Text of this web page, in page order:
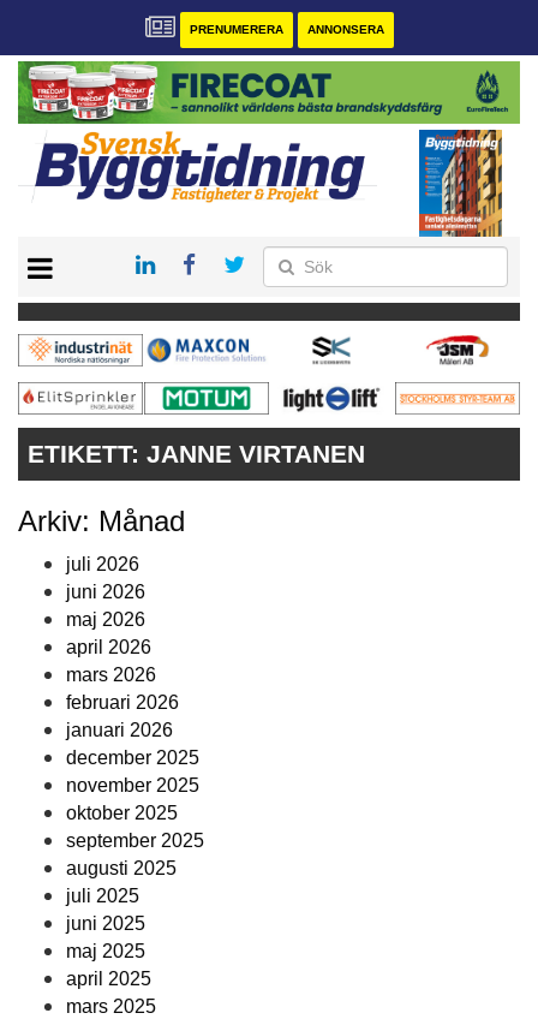
PRENUMERERA ANNONSERA
PRENUMERERA
VÅRA ANDRA MAGASIN
ANNONSERA
KONTAKT
ETIKETT: JANNE VIRTANEN
Arkiv: Månad
juli 2026
juni 2026
maj 2026
april 2026
mars 2026
februari 2026
januari 2026
december 2025
november 2025
oktober 2025
september 2025
augusti 2025
juli 2025
juni 2025
maj 2025
april 2025
mars 2025